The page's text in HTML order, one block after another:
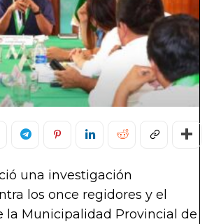
una investigación
los once regidores y el
la Municipalidad Provincial de